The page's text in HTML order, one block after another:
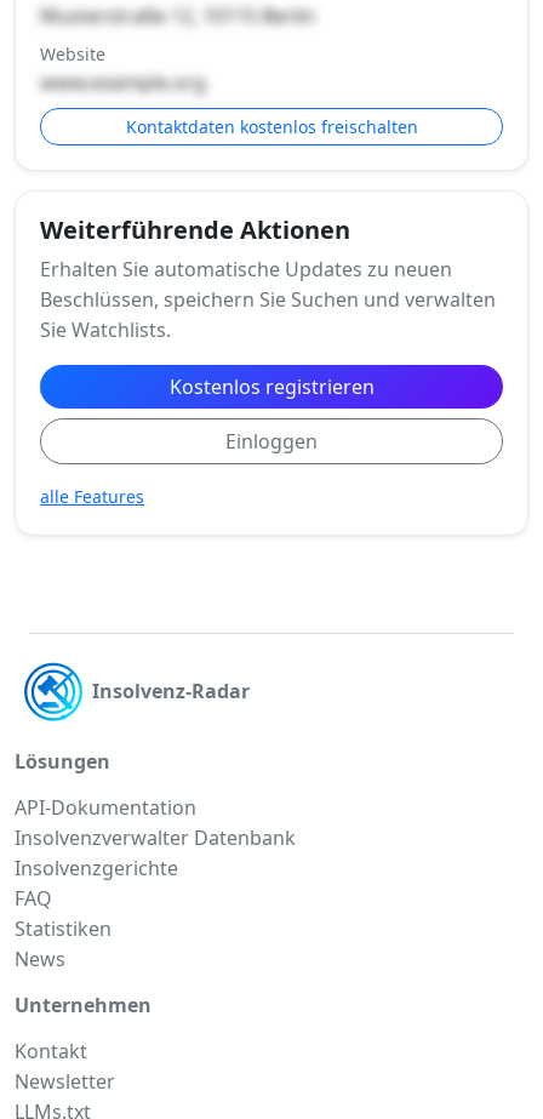
Musterstraße 12, 10115 Berlin
Website
www.example.org
Kontaktdaten kostenlos freischalten
Weiterführende Aktionen
Erhalten Sie automatische Updates zu neuen
Beschlüssen, speichern Sie Suchen und verwalten
Sie Watchlists.
Kostenlos registrieren
Einloggen
alle Features
Insolvenz-Radar
Lösungen
API-Dokumentation
Insolvenzverwalter Datenbank
Insolvenzgerichte
FAQ
Statistiken
News
Unternehmen
Kontakt
Newsletter
LLMs.txt